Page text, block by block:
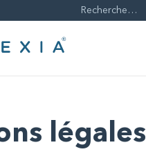
légales